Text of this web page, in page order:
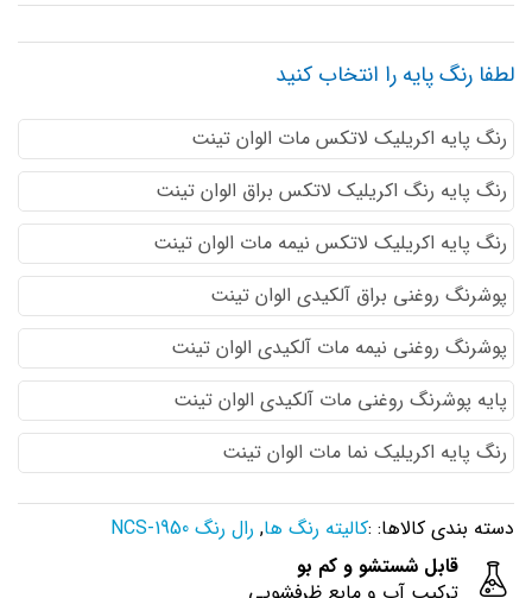
لطفا رنگ پایه را انتخاب کنید
رنگ پایه اكريليك لاتكس مات الوان تینت
رنگ پایه رنگ اكريليك لاتكس براق الوان تینت
رنگ پایه اكريليك لاتكس نيمه مات الوان تینت
پوشرنگ روغنی براق آلکیدی الوان تینت
پوشرنگ روغنی نیمه مات آلکیدی الوان تینت
پایه پوشرنگ روغنی مات آلکیدی الوان تینت
رنگ پایه اکریلیک نما مات الوان تینت
دسته بندی کالاها: :کالیته رنگ ها, رال رنگ NCS-1950
قابل شستشو و کم بو